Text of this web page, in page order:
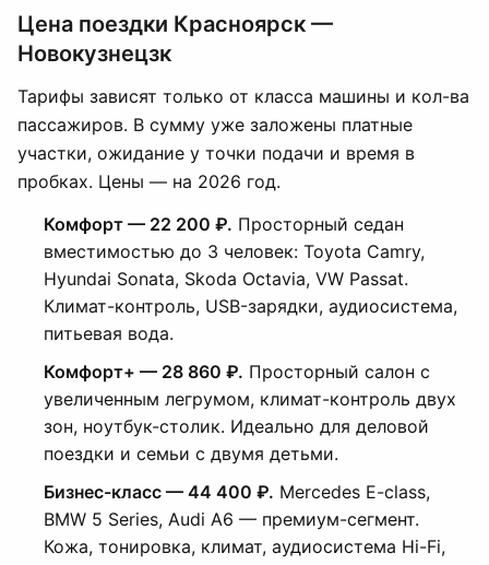
Цена поездки Красноярск —
Новокузнецзк
Тарифы зависят только от класса машины и кол-ва
пассажиров. В сумму уже заложены платные
участки, ожидание у точки подачи и время в
пробках. Цены — на 2026 год.
Комфорт — 22 200 ₽. Просторный седан
вместимостью до 3 человек: Toyota Camry,
Hyundai Sonata, Skoda Octavia, VW Passat.
Климат-контроль, USB-зарядки, аудиосистема,
питьевая вода.
Комфорт+ — 28 860 ₽. Просторный салон с
увеличенным легрумом, климат-контроль двух
зон, ноутбук-столик. Идеально для деловой
поездки и семьи с двумя детьми.
Бизнес-класс — 44 400 ₽. Mercedes E-class,
BMW 5 Series, Audi A6 — премиум-сегмент.
Кожа, тонировка, климат, аудиосистема Hi-Fi,